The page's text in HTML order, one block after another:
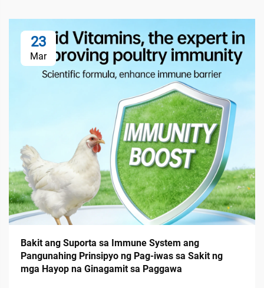
23
Mar
Bakit ang Suporta sa Immune System ang
Pangunahing Prinsipyo ng Pag-iwas sa Sakit ng
mga Hayop na Ginagamit sa Paggawa